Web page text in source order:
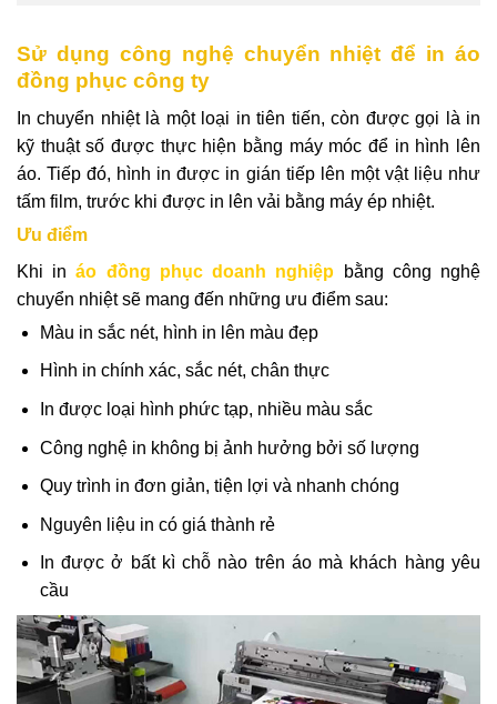
Sử dụng công nghệ chuyển nhiệt để in áo
đồng phục công ty
In chuyển nhiệt là một loại in tiên tiến, còn được gọi là in
kỹ thuật số được thực hiện bằng máy móc để in hình lên
áo. Tiếp đó, hình in được in gián tiếp lên một vật liệu như
tấm film, trước khi được in lên vải bằng máy ép nhiệt.
Ưu điểm
Khi ináo đồng phục doanh nghiệp bằng công nghệ
chuyển nhiệt sẽ mang đến những ưu điểm sau:
Màu in sắc nét, hình in lên màu đẹp
Hình in chính xác, sắc nét, chân thực
In được loại hình phức tạp, nhiều màu sắc
Công nghệ in không bị ảnh hưởng bởi số lượng
Quy trình in đơn giản, tiện lợi và nhanh chóng
Nguyên liệu in có giá thành rẻ
In được ở bất kì chỗ nào trên áo mà khách hàng yêu
cầu